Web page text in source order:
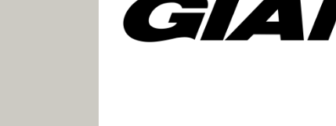
Striping op rol
Gereedschap